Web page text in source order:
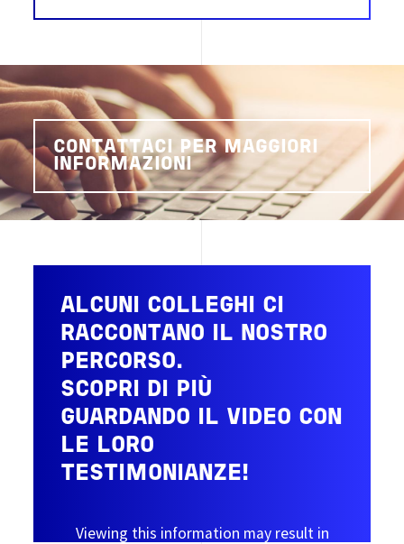
CONTATTACI PER MAGGIORI
INFORMAZIONI
ALCUNI COLLEGHI CI
RACCONTANO IL NOSTRO
PERCORSO.
SCOPRI DI PIÙ
GUARDANDO IL VIDEO CON
LE LORO
TESTIMONIANZE!
Viewing this information may result in